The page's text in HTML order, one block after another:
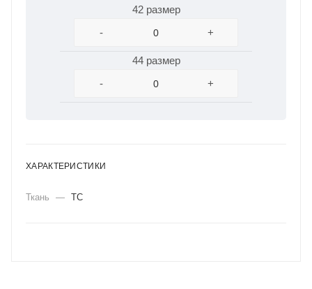
42 размер
-
+
44 размер
-
+
ХАРАКТЕРИСТИКИ
Ткань — ТС